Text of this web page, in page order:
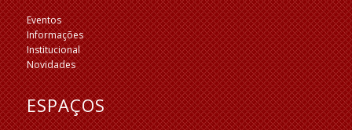
Eventos
Informações
Institucional
Novidades
ESPAÇOS